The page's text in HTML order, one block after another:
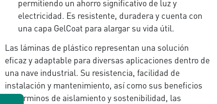
permitiendo un ahorro significativo de luz y
electricidad. Es resistente, duradera y cuenta con
una capa GelCoat para alargar su vida útil.
Las láminas de plástico representan una solución
eficaz y adaptable para diversas aplicaciones dentro de
una nave industrial. Su resistencia, facilidad de
instalación y mantenimiento, así como sus beneficios
en términos de aislamiento y sostenibilidad, las